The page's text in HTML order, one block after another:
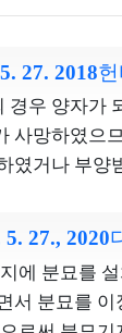
27. 2018
경우 양자가
사망하였으
였거나 부양
위에 놓이게
양자는 생활
필요성의
로, 본문조항
27., 2020
에 분묘를
서 분묘를